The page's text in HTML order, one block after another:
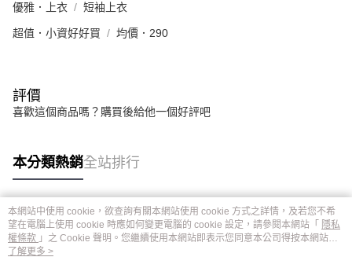
優雅．上衣 短袖上衣
超值．小資好好買 均價．290
評價
喜歡這個商品嗎？購買後給他一個好評吧
本分類熱銷全站排行
熱門標籤
本網站中使用 cookie，欲查詢有關本網站使用 cookie 方式之詳情，及若您不希
望在電腦上使用 cookie 時應如何變更電腦的 cookie 設定，請參閱本網站「 隱私
權條款 」之 Cookie 聲明。您繼續使用本網站即表示您同意本公司得按本網站使
用條款之 Cookie 聲明使用 cookie。
了解更多 >